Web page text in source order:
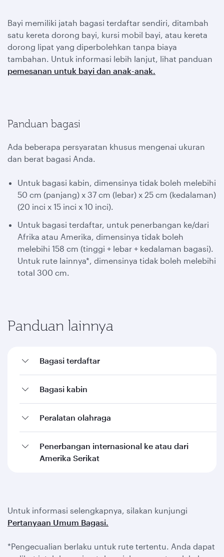
Bayi memiliki jatah bagasi terdaftar sendiri, ditambah
satu kereta dorong bayi, kursi mobil bayi, atau kereta
dorong lipat yang diperbolehkan tanpa biaya
tambahan. Untuk informasi lebih lanjut, lihat panduan
pemesanan untuk bayi dan anak-anak.
Panduan bagasi
Ada beberapa persyaratan khusus mengenai ukuran
dan berat bagasi Anda.
Untuk bagasi kabin, dimensinya tidak boleh melebihi
50 cm (panjang) x 37 cm (lebar) x 25 cm (kedalaman)
(20 inci x 15 inci x 10 inci).
Untuk bagasi terdaftar, untuk penerbangan ke/dari
Afrika atau Amerika, dimensinya tidak boleh
melebihi 158 cm (tinggi + lebar + kedalaman bagasi).
Untuk rute lainnya*, dimensinya tidak boleh melebihi
total 300 cm.
Panduan lainnya
Bagasi terdaftar
Bagasi kabin
Peralatan olahraga
Penerbangan internasional ke atau dari
Amerika Serikat
Untuk informasi selengkapnya, silakan kunjungi
Pertanyaan Umum Bagasi.
*Pengecualian berlaku untuk rute tertentu. Anda dapat